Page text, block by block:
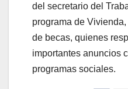
del secretario del
programa de
de becas, quienes
importantes anuncios
programas sociales.